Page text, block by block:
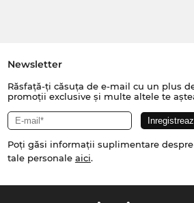
Newsletter
Răsfață-ți căsuța de e-mail cu un plus
promoții exclusive și multe altele te
Poți găsi informații suplimentare
tale personale aici.